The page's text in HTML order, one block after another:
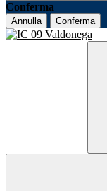
Conferma
Annulla Conferma